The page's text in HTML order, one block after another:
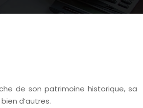
de son patrimoine historique, sa
d’autres.